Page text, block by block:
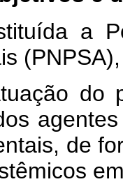
a
do
de